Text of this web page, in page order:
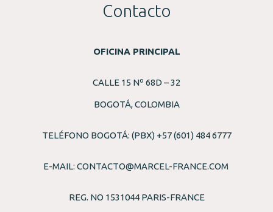
Contacto
OFICINA PRINCIPAL
CALLE 15 Nº 68D – 32
BOGOTÁ, COLOMBIA
TELÉFONO BOGOTÁ: (PBX) +57 (601) 484 6777
E-MAIL: CONTACTO@MARCEL-FRANCE.COM
REG. NO 1531044 PARIS-FRANCE